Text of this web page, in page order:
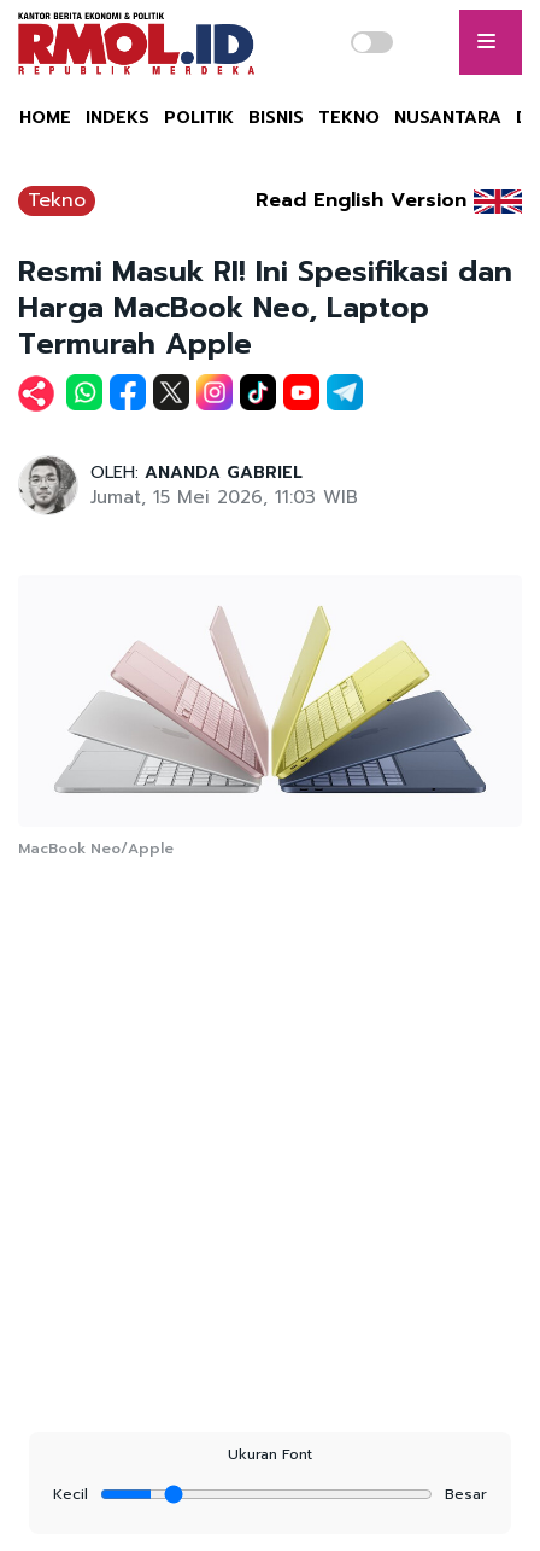
HOME INDEKS POLITIK BISNIS TEKNO NUSANTARA
Tekno Read English Version
Resmi Masuk RI! Ini Spesifikasi dan
Harga MacBook Neo, Laptop
Termurah Apple
OLEH: ANANDA GABRIEL
Jumat, 15 Mei 2026, 11:03 WIB
MacBook Neo/Apple
Ukuran Font
Kecil
Besar